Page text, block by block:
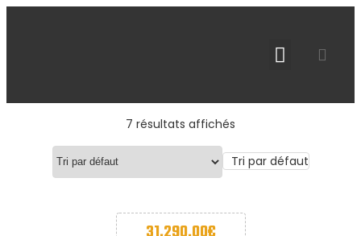
7 résultats affichés
Tri par défaut